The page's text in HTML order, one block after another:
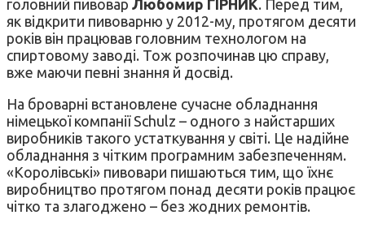
головний пивовар Любомир ГІРНИК. Перед тим,
як відкрити пивоварню у 2012-му, протягом десяти
років він працював головним технологом на
спиртовому заводі. Тож розпочинав цю справу,
вже маючи певні знання й досвід.
На броварні встановлене сучасне обладнання
німецької компанії Schulz – одного з найстарших
виробників такого устаткування у світі. Це надійне
обладнання з чітким програмним забезпеченням.
«Королівські» пивовари пишаються тим, що їхнє
виробництво протягом понад десяти років працює
чітко та злагоджено – без жодних ремонтів.